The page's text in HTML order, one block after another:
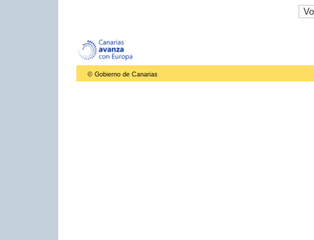
© Gobierno de Canarias